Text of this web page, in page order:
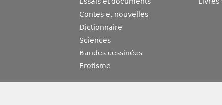
Essais et documents
Contes et nouvelles
Dictionnaire
Sciences
Bandes dessinées
Erotisme
Livres